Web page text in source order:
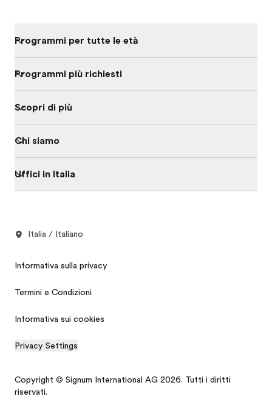
Programmi per tutte le età
Programmi più richiesti
Scopri di più
Chi siamo
Uffici in Italia
Italia / Italiano
Informativa sulla privacy
Termini e Condizioni
Informativa sui cookies
Privacy Settings
Copyright © Signum International AG 2026. Tutti i diritti
riservati.